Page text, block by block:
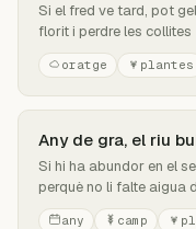
Si el fred ve tard, pot
florit i perdre les collites
oratge plantes
Any de gra, el riu
Si hi ha abundor en el
perquè no li falte aigua
any camp